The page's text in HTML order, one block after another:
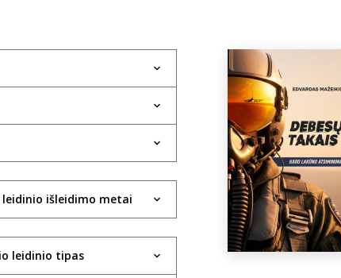
išleidimo metai
leidinio tipas